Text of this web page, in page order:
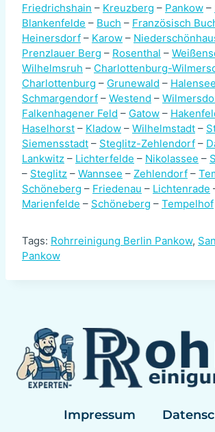
Friedrichshain – Kreuzberg – Pankow –
Blankenfelde – Buch – Französisch
Heinersdorf – Karow –
Prenzlauer Berg – Rosenthal –
Wilhelmsruh – Charlottenburg-
Charlottenburg – Grunewald – Halensee
Schmargendorf – Westend –
Falkenhagener Feld – Gatow –
Haselhorst – Kladow – Wilhelmstadt –
Siemensstadt – Steglitz-Zehlendorf –
Lankwitz – Lichterfelde – Nikolassee –
– Steglitz – Wannsee – Zehlendorf –
Schöneberg – Friedenau – Lichtenrade
Marienfelde – Schöneberg – Tempelhof
Tags: Rohrreinigung Berlin Pankow,
Pankow
Impressum